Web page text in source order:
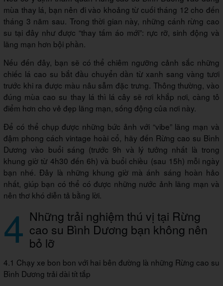
mùa thay lá, bạn nên đi vào khoảng từ cuối tháng 12 cho đến
tháng 3 năm sau. Trong thời gian này, những cánh rừng cao
su tại đây như được “thay tấm áo mới”: rực rỡ, sinh động và
lãng mạn hơn bội phần.
Nếu đến đây, bạn sẽ có thể chiêm ngưỡng cảnh sắc những
chiếc lá cao su bắt đầu chuyển dần từ xanh sang vàng tươi
trước khi ra được màu nâu sẫm đặc trưng. Thông thường, vào
đúng mùa cao su thay lá thì lá cây sẽ rơi khắp nơi, càng tô
điểm hơn cho vẻ đẹp lãng mạn, sống động của nơi này.
Để có thể chụp được những bức ảnh với “vibe” lãng mạn và
đậm phong cách vintage hoài cổ, hãy đến Rừng cao su Bình
Dương vào buổi sáng (trước 9h và lý tưởng nhất là trong
khung giờ từ 4h30 đến 6h) và buổi chiều (sau 15h) mỗi ngày
bạn nhé. Đây là những khung giờ mà ánh sáng hoàn hảo
nhất, giúp bạn có thể có được những nước ảnh lãng mạn và
nên thơ khó diễn tả bằng lời.
4 Những trải nghiệm thú vị tại Rừng
cao su Bình Dương bạn không nên
bỏ lỡ
4.1 Chạy xe bon bon với hai bên đường là những Rừng cao su
Bình Dương trải dài tít tắp